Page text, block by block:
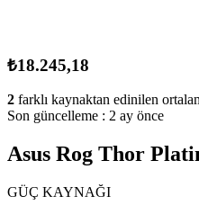
₺18.245,18
2 farklı kaynaktan edinilen
Son güncelleme : 2 ay önce
Asus Rog Thor
GÜÇ KAYNAĞI